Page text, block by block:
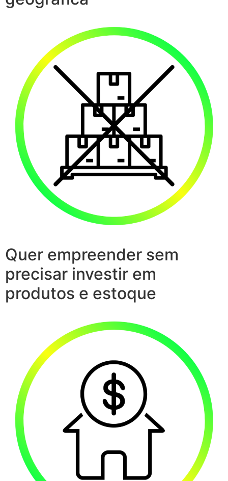
Quer empreender sem
precisar investir em
produtos e estoque